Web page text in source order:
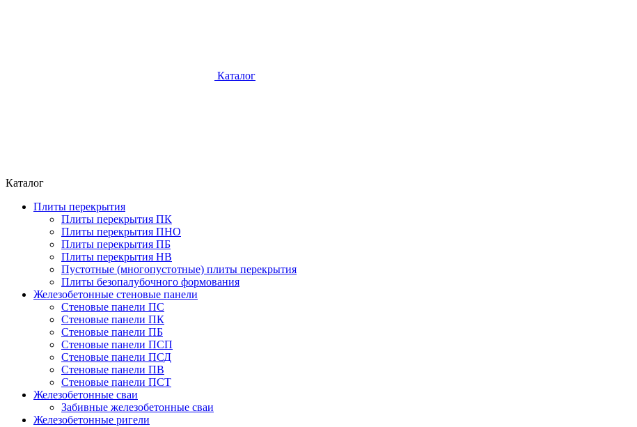
Каталог
Каталог
Плиты перекрытия
Плиты перекрытия ПК
Плиты перекрытия ПНО
Плиты перекрытия ПБ
Плиты перекрытия НВ
Пустотные (многопустотные) плиты перекрытия
Плиты безопалубочного формования
Железобетонные стеновые панели
Стеновые панели ПС
Стеновые панели ПК
Стеновые панели ПБ
Стеновые панели ПСП
Стеновые панели ПСД
Стеновые панели ПВ
Стеновые панели ПСТ
Железобетонные сваи
Забивные железобетонные сваи
Железобетонные ригели